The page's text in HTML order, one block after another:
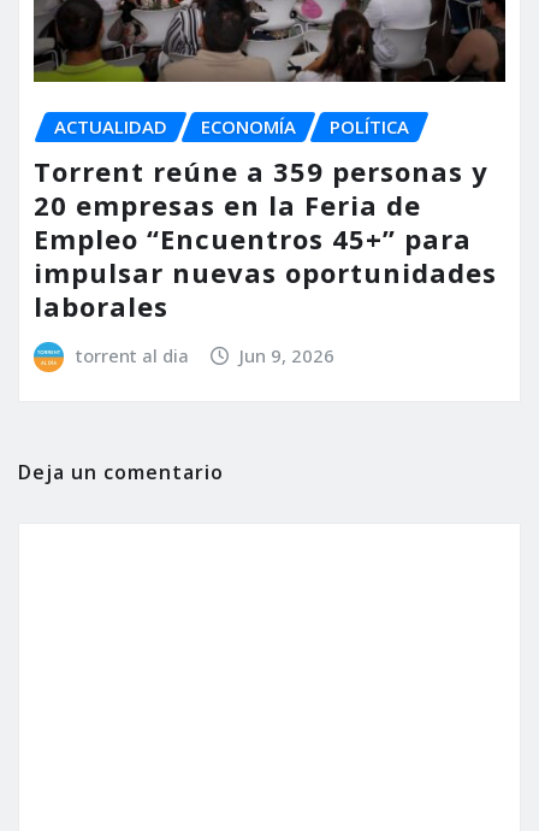
ACTUALIDAD ECONOMÍA POLÍTICA
Torrent reúne a 359 personas y
20 empresas en la Feria de
Empleo “Encuentros 45+” para
impulsar nuevas oportunidades
laborales
torrent al dia Jun 9, 2026
Deja un comentario